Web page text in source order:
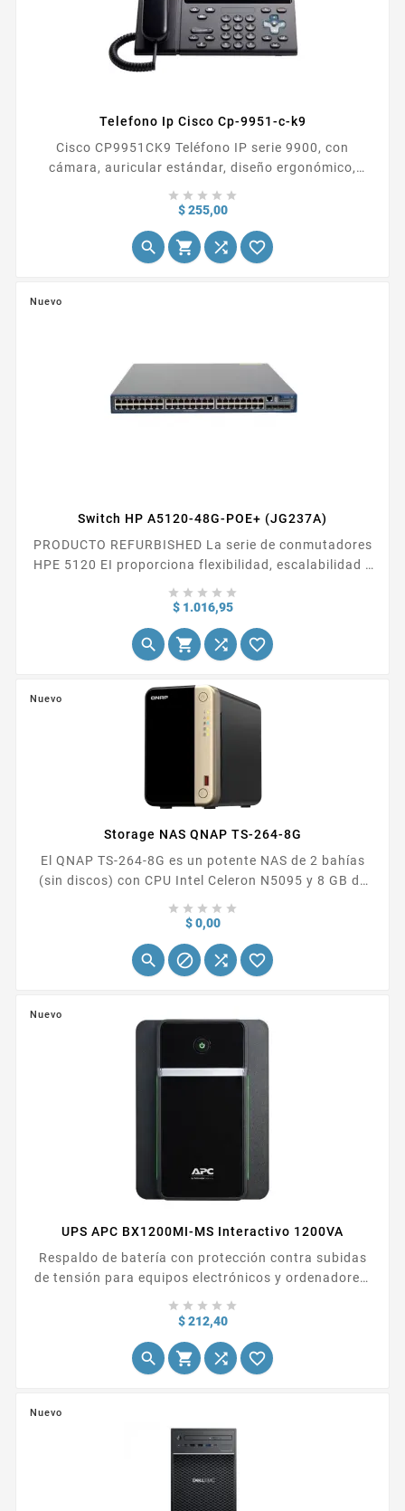
Telefono Ip Cisco Cp-9951-c-k9
Cisco CP9951CK9 Teléfono IP serie 9900, con
cámara, auricular estándar, diseño ergonómico,
antirreflejos
    
$ 255,00Precio
   
Nuevo
Switch HP A5120-48G-POE+ (JG237A)
PRODUCTO REFURBISHED La serie de conmutadores
HPE 5120 EI proporciona flexibilidad, escalabilidad y
conjunto de...
    
$ 1.016,95Precio
   
Nuevo
Storage NAS QNAP TS-264-8G
El QNAP TS-264-8G es un potente NAS de 2 bahías
(sin discos) con CPU Intel Celeron N5095 y 8 GB de
RAM (ampliable). Ofrece doble red 2.5 GbE, 2 ranuras
M.2 NVMe para caché y un puerto HDMI 2.1
(4K/60Hz), además de una ranura PCIe para
    
$ 0,00Precio
   
Nuevo
UPS APC BX1200MI-MS Interactivo 1200VA
Respaldo de batería con protección contra subidas
de tensión para equipos electrónicos y ordenadores.
Proteja el sistema electrónico secundario contra las
subidas de tensión y los picos de tensión sin reducir
funcionamiento los sistemas electrónicos básicos
durante los cortes de...
    
$ 212,40Precio
   
Nuevo